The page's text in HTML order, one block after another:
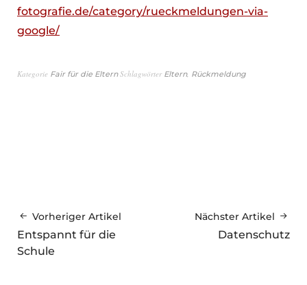
fotografie.de/category/rueckmeldungen-via-
google/
Kategorie Fair für die Eltern Schlagwörter Eltern, Rückmeldung
Vorheriger Artikel
Entspannt für die
Schule
Nächster Artikel
Datenschutz